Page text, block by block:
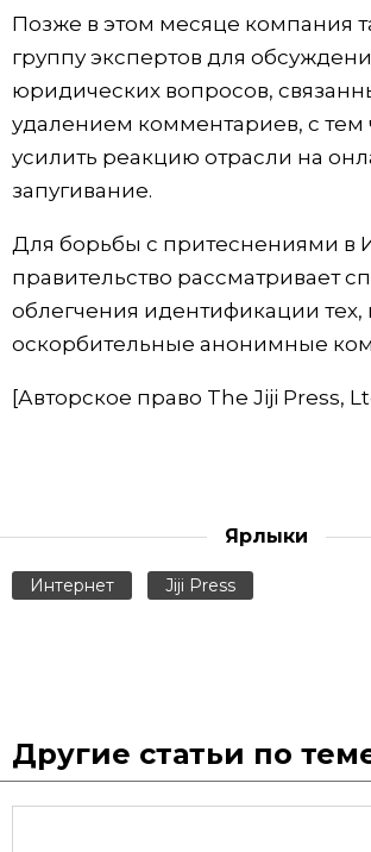
От редакции
Позже в этом месяце компания
группу экспертов для
юридических вопросов,
удалением комментариев, с тем
усилить реакцию отрасли на
запугивание.
Для борьбы с притеснениями в
правительство рассматривает
облегчения идентификации тех,
оскорбительные анонимные
[Авторское право The Jiji Press,
Ярлыки
Интернет Jiji Press
Другие статьи по